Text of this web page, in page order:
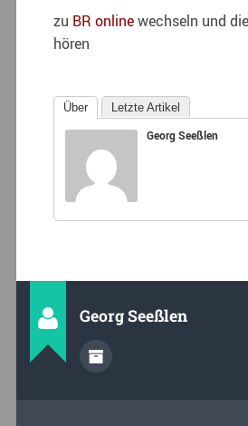
zu BR onlinewechseln und
hören
Über Letzte Artikel
Georg Seeßlen
Georg Seeßlen